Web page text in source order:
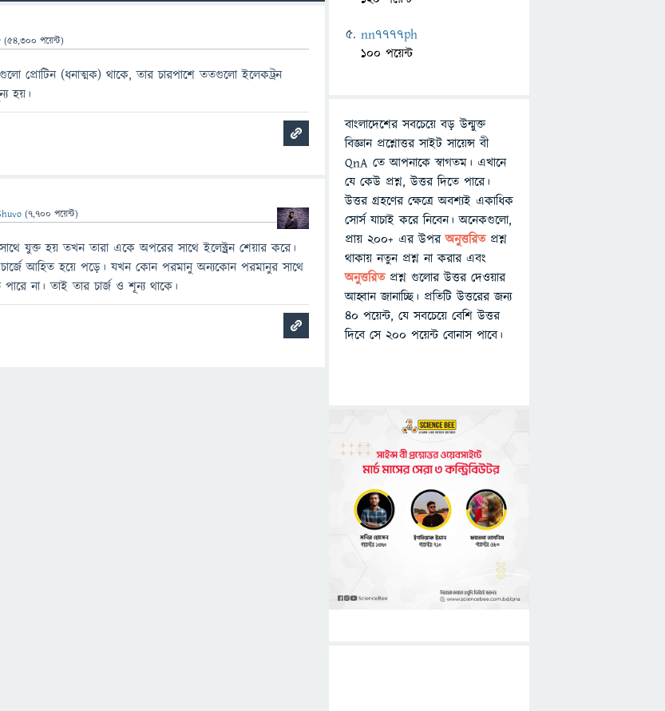
(54,300 পয়েন্ট)
প্রােটিন (ধনাত্মক) থাকে, তার চারপাশে ততগুলাে ইলেকট্রন
হয়।
(7,700 পয়েন্ট)
যুক্ত হয় তখন তারা একে অপরের সাথে ইলেক্ট্রন শেয়ার করে।
আহিত হয়ে পড়ে। যখন কোন পরমানু অন্যকোন পরমানুর সাথে
না। তাই তার চার্জ ও শূন্য থাকে।
nn7777ph
100 পয়েন্ট
বাংলাদেশের সবচেয়ে বড় উন্মুক্ত
বিজ্ঞান প্রশ্নোত্তর সাইট সায়েন্স বী
QnA তে আপনাকে স্বাগতম। এখানে
যে কেউ প্রশ্ন, উত্তর দিতে পারে।
উত্তর গ্রহণের ক্ষেত্রে অবশ্যই একাধিক
সোর্স যাচাই করে নিবেন। অনেকগুলো,
প্রায় ২০০+ এর উপরঅনুত্তরিতপ্রশ্ন
থাকায় নতুন প্রশ্ন না করার এবং
অনুত্তরিত প্রশ্ন গুলোর উত্তর দেওয়ার
আহ্বান জানাচ্ছি। প্রতিটি উত্তরের জন্য
৪০ পয়েন্ট, যে সবচেয়ে বেশি উত্তর
দিবে সে ২০০ পয়েন্ট বোনাস পাবে।